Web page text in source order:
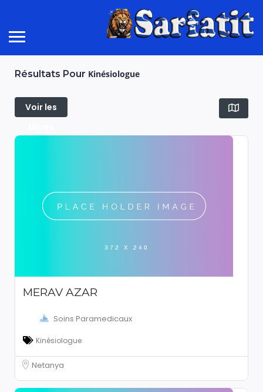
Résultats Pour Kinésiologue
Voir les
MERAV AZAR
Soins Paramedicaux
Kinésiologue
Netanya